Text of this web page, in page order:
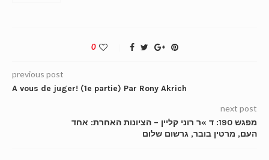
0
previous post
A vous de juger! (1e partie) Par Rony Akrich
next post
מפגש 190: ד »ר רוני קליין – הציונות האחרת: אחד
העם, מרטין בובר, גרשום שלום